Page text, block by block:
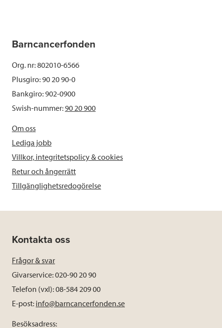
Barncancerfonden
Org. nr: 802010-6566
Plusgiro: 90 20 90-0
Bankgiro: 902-0900
Swish-nummer:90 20 900
Om oss
Lediga jobb
Villkor, integritetspolicy & cookies
Retur och ångerrätt
Tillgänglighetsredogörelse
Kontakta oss
Frågor & svar
Givarservice: 020-90 20 90
Telefon (vxl): 08-584 209 00
E-post: info@barncancerfonden.se
Besöksadress: